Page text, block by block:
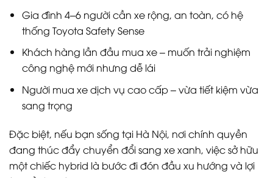
Gia đình 4–6 người cần xe rộng, an toàn, có hệ
thống Toyota Safety Sense
Khách hàng lần đầu mua xe – muốn trải nghiệm
công nghệ mới nhưng dễ lái
Người mua xe dịch vụ cao cấp – vừa tiết kiệm vừa
sang trọng
Đặc biệt, nếu bạn sống tại Hà Nội, nơi chính quyền
đang thúc đẩy chuyển đổi sang xe xanh, việc sở hữu
một chiếc hybrid là bước đi đón đầu xu hướng và lợi